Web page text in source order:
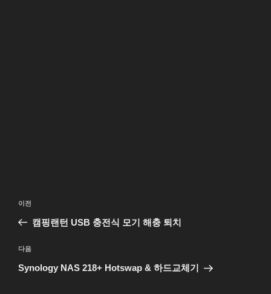
이
전
이전
캠핑랜턴 USB 충전식 모기 해충 퇴치
다
음
다음
Synology NAS 218+ Hotswap & 하드교체기